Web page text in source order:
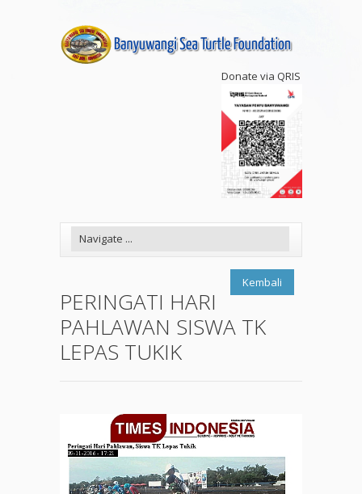
Donate via QRIS
Kembali
PERINGATI HARI
PAHLAWAN SISWA TK
LEPAS TUKIK